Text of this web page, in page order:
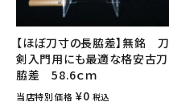
【ほぼ刀寸の長脇差】無銘 刀
剣入門用にも最適な格安古刀
脇差 58.6ｃｍ
当店特別価格 ¥0 税込